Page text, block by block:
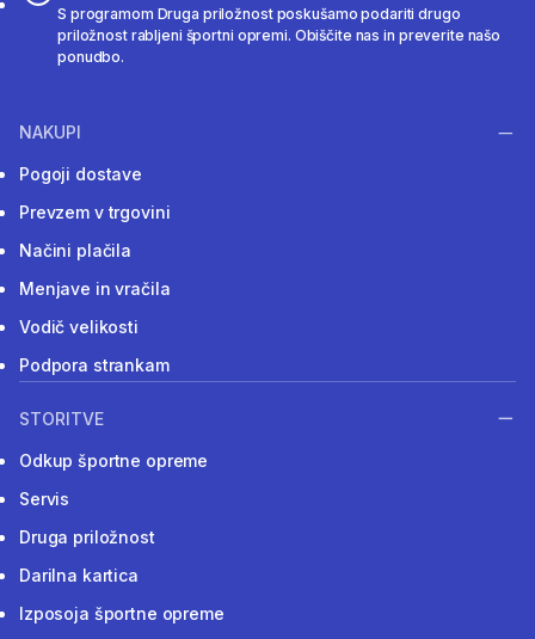
S programom Druga priložnost poskušamo podariti drugo
priložnost rabljeni športni opremi. Obiščite nas in preverite našo
ponudbo.
NAKUPI
Pogoji dostave
Prevzem v trgovini
Načini plačila
Menjave in vračila
Vodič velikosti
Podpora strankam
STORITVE
Odkup športne opreme
Servis
Druga priložnost
Darilna kartica
Izposoja športne opreme